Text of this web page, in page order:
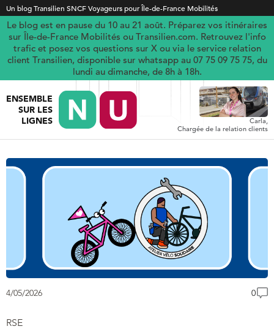
Un blog Transilien SNCF Voyageurs pour Île-de-France Mobilités
Le blog est en pause du 10 au 21 août. Préparez vos itinéraires
sur Île-de-France Mobilités ou Transilien.com. Retrouvez l'info
trafic et posez vos questions sur X ou via le service relation
client Transilien, disponible sur whatsapp au 07 75 09 75 75, du
lundi au dimanche, de 8h à 18h.
ENSEMBLE
SUR LES
LIGNES
Carla,
Chargée de la relation clients
4/05/2026 0
RSE